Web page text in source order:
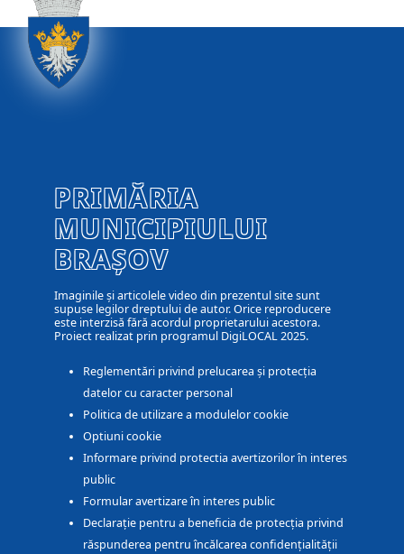
PRIMĂRIA
MUNICIPIULUI
BRAȘOV
Imaginile și articolele video din prezentul site sunt
supuse legilor dreptului de autor. Orice reproducere
este interzisă fără acordul proprietarului acestora.
Proiect realizat prin programul DigiLOCAL 2025.
Reglementări privind prelucarea și protecția
datelor cu caracter personal
Politica de utilizare a modulelor cookie
Optiuni cookie
Informare privind protectia avertizorilor în interes
public
Formular avertizare în interes public
Declarație pentru a beneficia de protecția privind
răspunderea pentru încălcarea confidențialității